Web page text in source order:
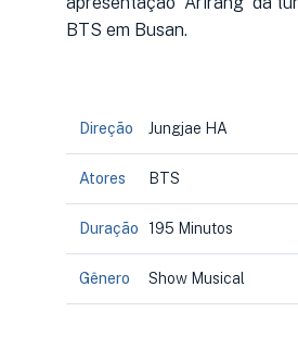
BTS em Busan.
Direção Jungjae HA
Atores BTS
Duração 195 Minutos
Gênero Show Musical